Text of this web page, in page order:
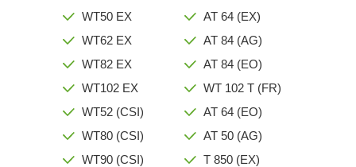
WT50 EX
WT62 EX
WT82 EX
WT102 EX
WT52 (CSI)
WT80 (CSI)
WT90 (CSI)
AT 64 (EX)
AT 84 (AG)
AT 84 (EO)
WT 102 T (FR)
AT 64 (EO)
AT 50 (AG)
T 850 (EX)